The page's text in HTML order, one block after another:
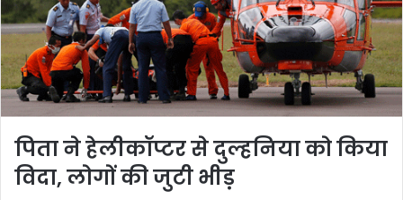
पिता ने हेलीकॉप्टर से दुल्हनिया को किया
विदा, लोगों की जुटी भीड़